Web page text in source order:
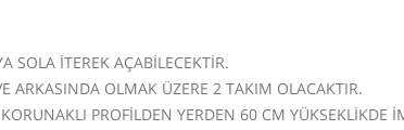
SOLA İTEREK AÇABİLECEKTİR.
ARKASINDA OLMAK ÜZERE 2 TAKIM OLACAKTIR.
PROFİLDEN YERDEN 60 CM YÜKSEKLİKDE